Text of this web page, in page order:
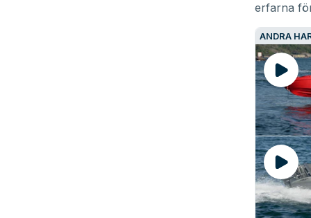
erfarna
ANDRA